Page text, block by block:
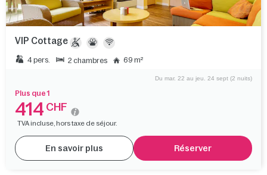
VIP Cottage
4 pers. 2 chambres 69 m²
Plus que 1
Du mar. 22 au jeu. 24 sept (2 nuits)
414 CHF
TVA incluse, hors taxe de séjour.
En savoir plus Réserver